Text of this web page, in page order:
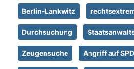
Berlin-Lankwitz
Durchsuchung
Zeugensuche Angriff auf SPD